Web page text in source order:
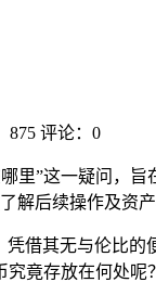
875 评论：0
里”这一疑问，
后续操作及资
借其无与伦比
竟存放在何处呢